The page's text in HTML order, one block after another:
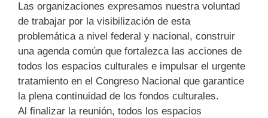
Las organizaciones expresamos nuestra voluntad
de trabajar por la visibilización de esta
problemática a nivel federal y nacional, construir
una agenda común que fortalezca las acciones de
todos los espacios culturales e impulsar el urgente
tratamiento en el Congreso Nacional que garantice
la plena continuidad de los fondos culturales.
Al finalizar la reunión, todos los espacios